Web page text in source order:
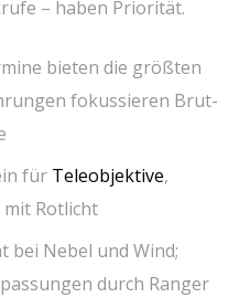
– haben Priorität.
bieten die größten
fokussieren Brut-
für Teleobjektive,
mit Rotlicht
bei ⁤Nebel und⁤ Wind;
durch Ranger